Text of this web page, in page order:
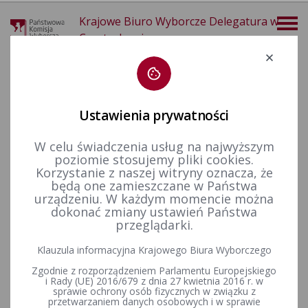
Krajowe Biuro Wyborcze Delegatura w
Częstochowie
Wybory samorządowe i referenda lokalne Wybory i referenda w toku kadencji
Kadencja 2024-2029
Referenda w sprawie odwołania organu (rady lub wójta)
Inicjatywa referendalna w sprawie odwołania Wójta Gminy Poczesna przed upływem kadencji
Inicjatywa referendalna w
sprawie odwołania Wójta
Gminy Poczesna przed
Ustawienia prywatności
W celu świadczenia usług na najwyższym
poziomie stosujemy pliki cookies.
Korzystanie z naszej witryny oznacza, że
będą one zamieszczane w Państwa
urządzeniu. W każdym momencie można
dokonać zmiany ustawień Państwa
przeglądarki.
Klauzula informacyjna Krajowego Biura Wyborczego
Zgodnie z rozporządzeniem Parlamentu Europejskiego
i Rady (UE) 2016/679 z dnia 27 kwietnia 2016 r. w
sprawie ochrony osób fizycznych w związku z
przetwarzaniem danych osobowych i w sprawie